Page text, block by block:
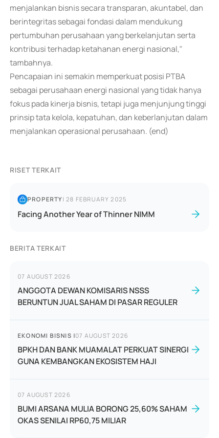
menjalankan bisnis secara transparan, akuntabel, dan
berintegritas sebagai fondasi dalam mendukung
pertumbuhan perusahaan yang berkelanjutan serta
kontribusi terhadap ketahanan energi nasional,"
tambahnya.
Pencapaian ini semakin memperkuat posisi PTBA
sebagai perusahaan energi nasional yang tidak hanya
fokus pada kinerja bisnis, tetapi juga menjunjung tinggi
prinsip tata kelola, kepatuhan, dan keberlanjutan dalam
menjalankan operasional perusahaan. (end)
RISET TERKAIT
PROPERTY|28 FEBRUARY 2025
Facing Another Year of Thinner NIMM
BERITA TERKAIT
07 AUGUST 2026
ANGGOTA DEWAN KOMISARIS NSSS
BERUNTUN JUAL SAHAM DI PASAR REGULER
EKONOMI BISNIS |07 AUGUST 2026
BPKH DAN BANK MUAMALAT PERKUAT SINERGI
GUNA KEMBANGKAN EKOSISTEM HAJI
07 AUGUST 2026
BUMI ARSANA MULIA BORONG 25,60% SAHAM
OKAS SENILAI RP60,75 MILIAR